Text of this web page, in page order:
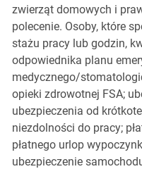
zwierząt domowych i
polecenie. Osoby, które
stażu pracy lub godzin,
odpowiednika planu
medycznego/
opieki zdrowotnej FSA;
ubezpieczenia od
niezdolności do pracy;
płatnego urlop
ubezpieczenie